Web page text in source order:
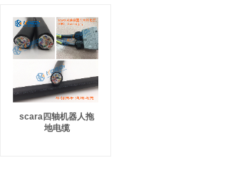
scara四轴机器人拖
地电缆